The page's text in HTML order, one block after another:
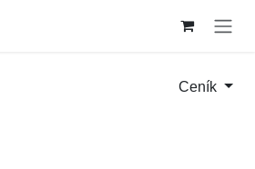
Ceník